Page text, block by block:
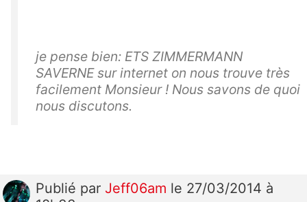
je pense bien: ETS ZIMMERMANN
SAVERNE sur internet on nous trouve très
facilement Monsieur ! Nous savons de quoi
nous discutons.
Publié par Jeff06am le 27/03/2014 à